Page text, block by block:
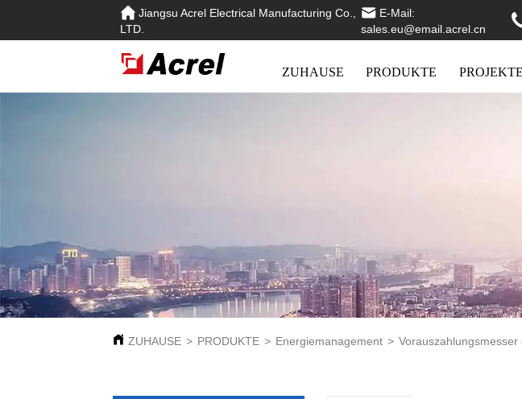
Jiangsu Acrel Electrical Manufacturing Co.,
LTD.
E-Mail:
sales.eu@email.acrel.cn
ZUHAUSE PRODUKTE PROJEKTE
ZUHAUSE > PRODUKTE > Energiemanagement > Vorauszahlungsmesser